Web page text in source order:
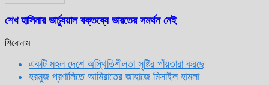
শেখ হাসিনার ভার্চ্যুয়াল বক্তব্যে ভারতের সমর্থন নেই
শিরোনাম
একটি মহল দেশে অস্থিতিশীলতা সৃষ্টির পাঁয়তারা করছে
হরমুজ প্রণালিতে আমিরাতের জাহাজে মিসাইল হামলা